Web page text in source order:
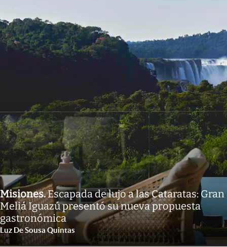
Misiones.Escapada de lujo a las Cataratas: Gran
Meliá Iguazú presentó su nueva propuesta
gastronómica
Luz De Sousa Quintas